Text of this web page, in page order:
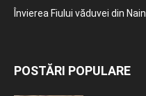
Învierea Fiului văduvei din Nain
POSTĂRI POPULARE